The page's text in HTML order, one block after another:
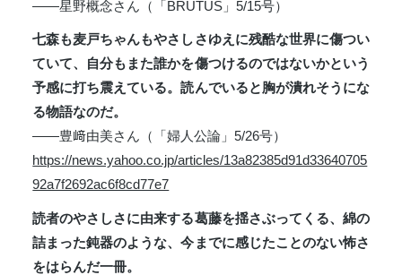
――星野概念さん（「BRUTUS」5/15号）
七森も麦戸ちゃんもやさしさゆえに残酷な世界に傷つい
ていて、自分もまた誰かを傷つけるのではないかという
予感に打ち震えている。読んでいると胸が潰れそうにな
る物語なのだ。
――豊﨑由美さん（「婦人公論」5/26号）
https://news.yahoo.co.jp/articles/13a82385d91d33640705
92a7f2692ac6f8cd77e7
読者のやさしさに由来する葛藤を揺さぶってくる、綿の
詰まった鈍器のような、今までに感じたことのない怖さ
をはらんだ一冊。